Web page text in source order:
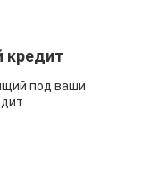
кредит
под ваши